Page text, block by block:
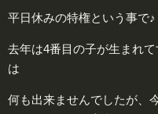
平日休みの特権という事で♪
去年は4番目の子が生まれ
は
何も出来ませんでしたが、